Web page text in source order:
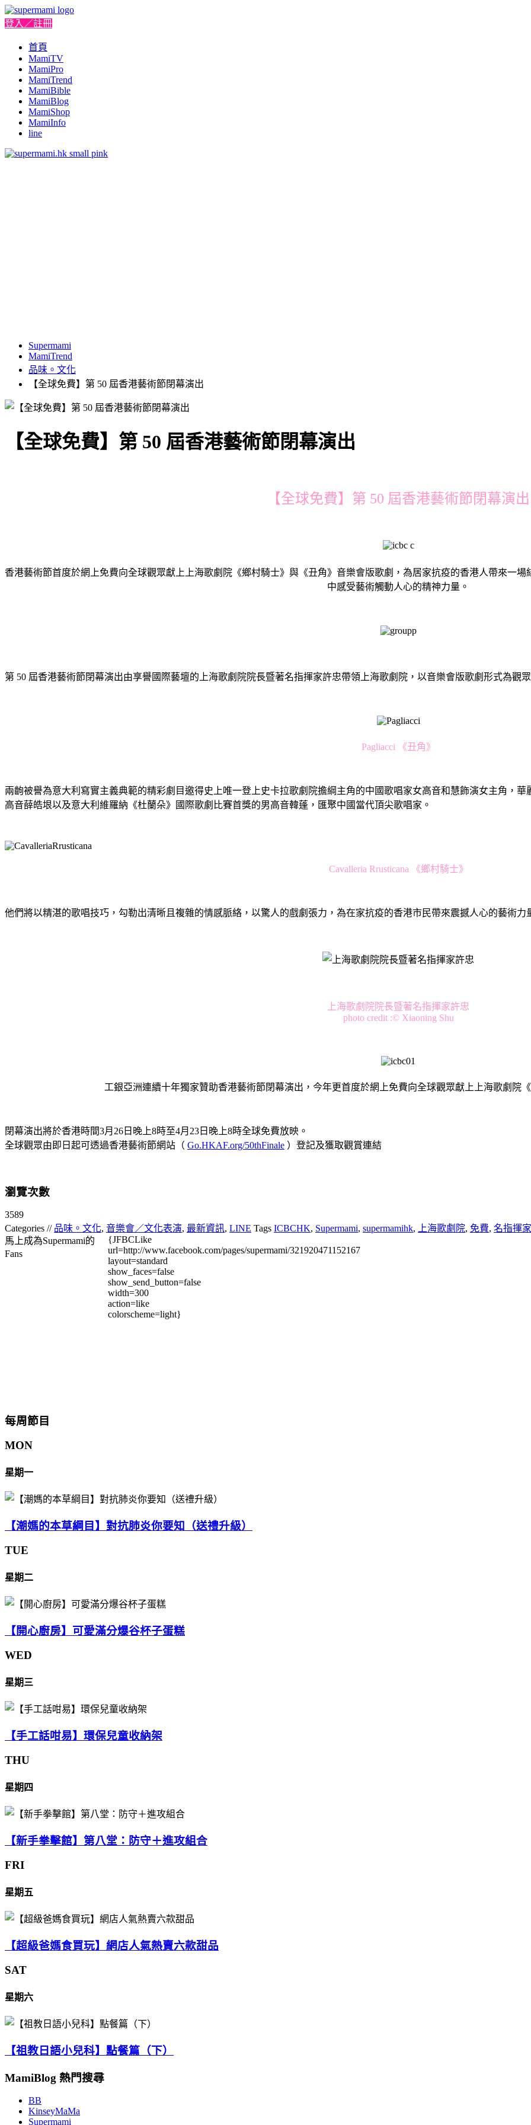
登入／註冊
首頁
MamiTV
MamiPro
MamiTrend
MamiBible
MamiBlog
MamiShop
MamiInfo
line
Supermami
MamiTrend
品味。文化
【全球免費】第 50 屆香港藝術節閉幕演出
【全球免費】第 50 屆香港藝術節閉幕演出
【全球免費】第 50 屆香港藝術節閉幕演出
香港藝術節首度於網上免費向全球觀眾獻上上海歌劇院《鄉村騎士》與《丑角》音樂會版歌劇，為居家抗疫的香港人帶來一
中感受藝術觸動人心的精神力量。
第 50 屆香港藝術節閉幕演出由享譽國際藝壇的上海歌劇院院長暨著名指揮家許忠帶領上海歌劇院，以音樂會版歌劇形式為
Pagliacci 《丑角》
兩齣被譽為意大利寫實主義典範的精彩劇目邀得史上唯一登上史卡拉歌劇院擔綱主角的中國歌唱家女高音和慧飾演女主角，
高音薛皓垠以及意大利維羅納《杜蘭朵》國際歌劇比賽首獎的男高音韓蓬，匯聚中國當代頂尖歌唱家。
Cavalleria Rrusticana 《鄉村騎士》
他們將以精湛的歌唱技巧，勾勒出清晰且複雜的情感脈絡，以驚人的戲劇張力，為在家抗疫的香港市民帶來震撼人心的藝術力
上海歌劇院院長暨著名指揮家許忠
photo credit :© Xiaoning Shu
工銀亞洲連續十年獨家贊助香港藝術節閉幕演出，今年更首度於網上免費向全球觀眾獻上上海歌劇院
閉幕演出將於香港時間3月26日晚上8時至4月23日晚上8時全球免費放映。
全球觀眾由即日起可透過香港藝術節網站（ Go.HKAF.org/50thFinale ）登記及獲取觀賞連結
瀏覽次數
3589
Categories // 品味。文化, 音樂會／文化表演, 最新資訊, LINE Tags ICBCHK, Supermami, supermamihk, 上海歌劇院, 免費, 名指揮
馬上成為Supermami的
Fans
{JFBCLike
url=http://www.facebook.com/pages/supermami/321920471152167
layout=standard
show_faces=false
show_send_button=false
width=300
action=like
colorscheme=light}
每周節目
MON
星期一
【潮媽的本草綱目】對抗肺炎你要知（送禮升級）
TUE
星期二
【開心廚房】可愛滿分爆谷杯子蛋糕
WED
星期三
【手工話咁易】環保兒童收納架
THU
星期四
【新手拳擊館】第八堂：防守＋進攻組合
FRI
星期五
【超級爸媽食買玩】網店人氣熱賣六款甜品
SAT
星期六
【祖教日語小兒科】點餐篇（下）
MamiBlog 熱門搜尋
BB
KinseyMaMa
Supermami